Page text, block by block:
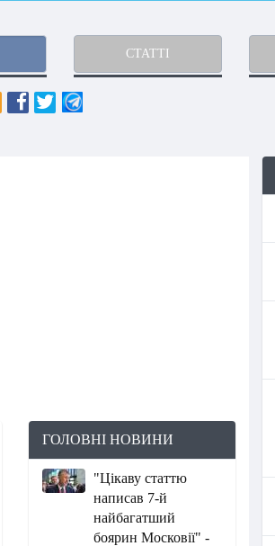
СТАТТІ
ГОЛОВНІ НОВИНИ
"Цікаву статтю
написав 7-й
найбагатший
боярин Московії" -